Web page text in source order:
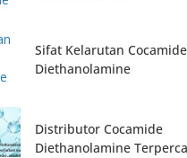
Sifat Kelarutan Cocamide
Diethanolamine
Distributor Cocamide
Diethanolamine